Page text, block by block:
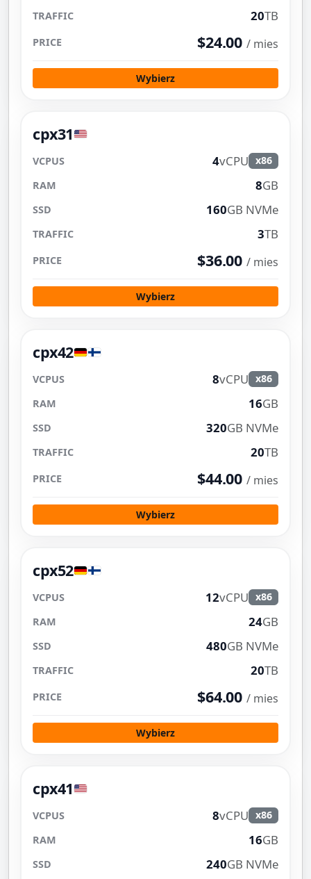
20TB
$24.00 / mies
Wybierz
cpx31
4vCPU x86
8GB
160GB NVMe
3TB
$36.00 / mies
Wybierz
cpx42
8vCPU x86
16GB
320GB NVMe
20TB
$44.00 / mies
Wybierz
cpx52
12vCPU x86
24GB
480GB NVMe
20TB
$64.00 / mies
Wybierz
cpx41
8vCPU x86
16GB
240GB NVMe